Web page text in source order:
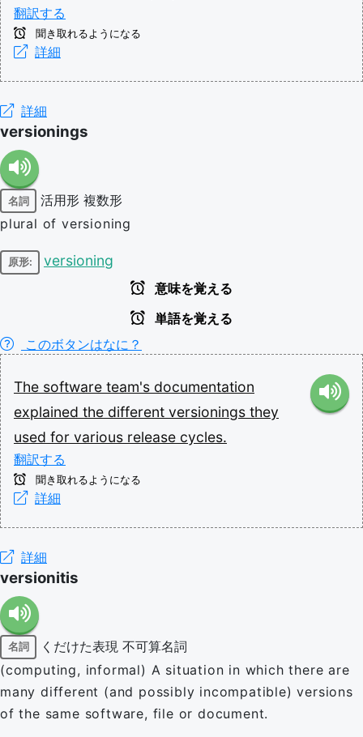
翻訳する
聞き取れるようになる
詳細
詳細
versionings
名詞 活用形 複数形
plural of versioning
原形: versioning
意味を覚える
単語を覚える
このボタンはなに？
The software team's documentation
explained the different versionings they
used for various release cycles.
翻訳する
聞き取れるようになる
詳細
詳細
versionitis
名詞 くだけた表現 不可算名詞
(computing, informal) A situation in which there are
many different (and possibly incompatible) versions
of the same software, file or document.